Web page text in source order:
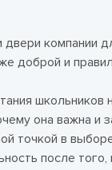
компании
доброй и
школьников
она важна
точкой в
после